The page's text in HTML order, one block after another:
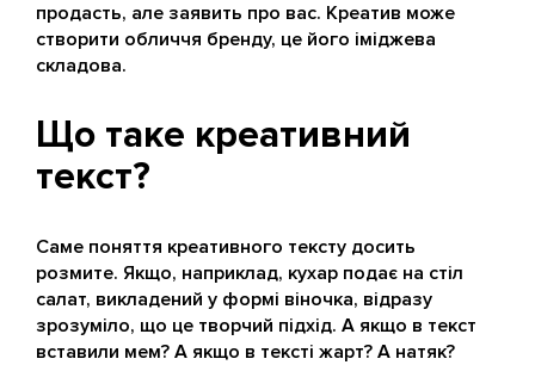
продасть, але заявить про вас. Креатив може
створити обличчя бренду, це його іміджева
складова.
Що таке креативний
текст?
Саме поняття креативного тексту досить
розмите. Якщо, наприклад, кухар подає на стіл
салат, викладений у формі віночка, відразу
зрозуміло, що це творчий підхід. А якщо в текст
вставили мем? А якщо в тексті жарт? А натяк?